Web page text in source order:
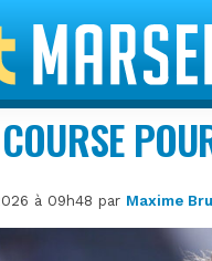
à 09h48 par Maxime